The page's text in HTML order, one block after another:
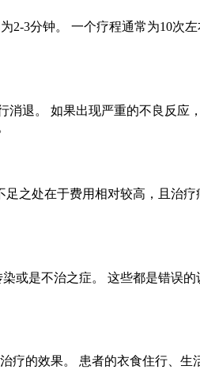
3分钟。 一个疗程通常为10次
退。 如果出现严重的不良反应
之处在于费用相对较高，且治
或是不治之症。 这些都是错误
的效果。 患者的衣食住行、生